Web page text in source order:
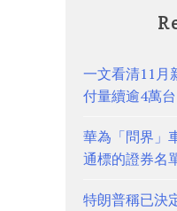
一文看清11
付量續逾4萬
華為「問界」
通標的證券名
特朗普稱已決